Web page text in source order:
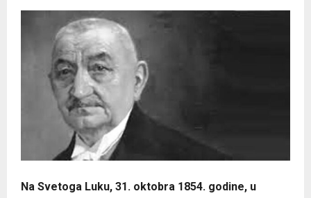
Na Svetoga Luku, 31. oktobra 1854. godine, u